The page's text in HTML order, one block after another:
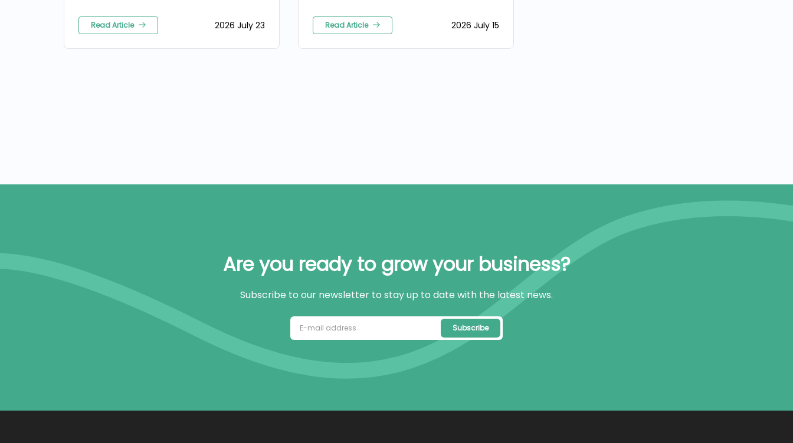
Read Article 2026 July 23 Read Article 2026 July 15
Are you ready to grow your business?
Subscribe to our newsletter to stay up to date with the latest news.
Subscribe